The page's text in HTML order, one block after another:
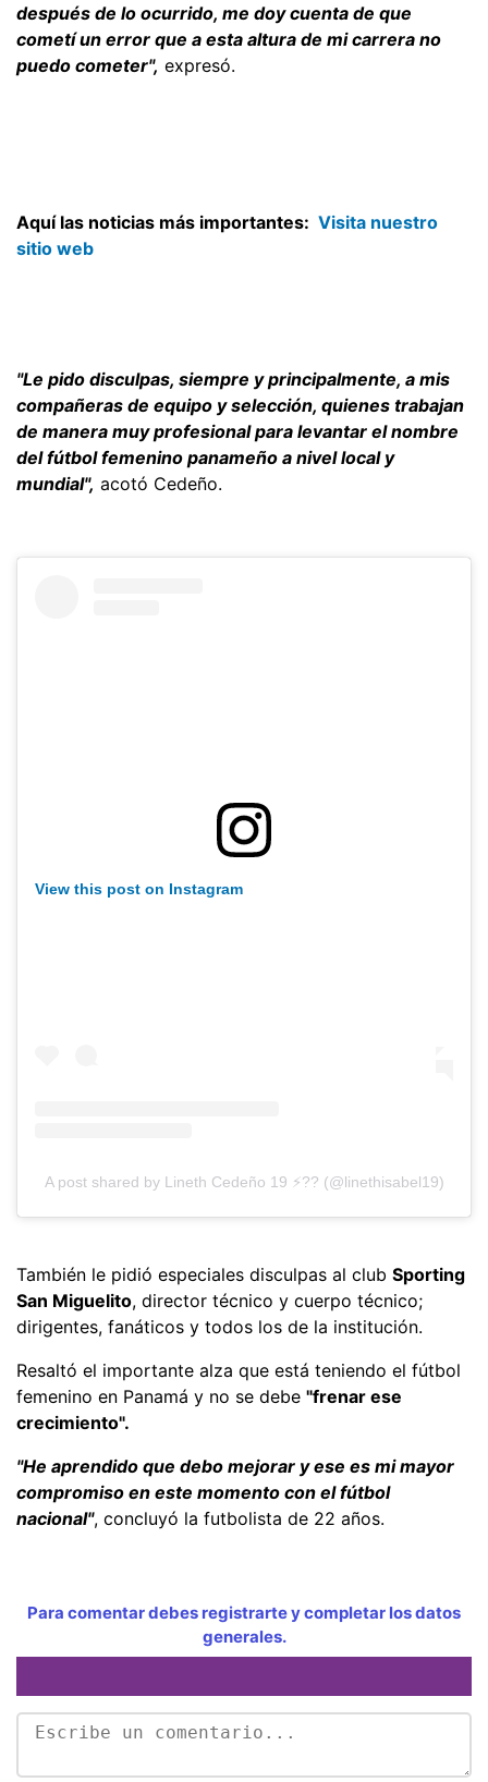
después de lo ocurrido, me doy cuenta de que
cometí un error que a esta altura de mi carrera no
puedo cometer", expresó.
Aquí las noticias más importantes: Visita nuestro
sitio web
"Le pido disculpas, siempre y principalmente, a mis
compañeras de equipo y selección, quienes trabajan
de manera muy profesional para levantar el nombre
del fútbol femenino panameño a nivel local y
mundial", acotó Cedeño.
View this post on Instagram
A post shared by Lineth Cedeño 19 ⚡️?? (@linethisabel19)
También le pidió especiales disculpas al club Sporting
San Miguelito, director técnico y cuerpo técnico;
dirigentes, fanáticos y todos los de la institución.
Resaltó el importante alza que está teniendo el fútbol
femenino en Panamá y no se debe "frenar ese
crecimiento".
"He aprendido que debo mejorar y ese es mi mayor
compromiso en este momento con el fútbol
nacional", concluyó la futbolista de 22 años.
Para comentar debes registrarte y completar los datos
generales.